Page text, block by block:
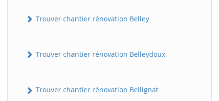
Trouver chantier rénovation Belley
Trouver chantier rénovation Belleydoux
Trouver chantier rénovation Bellignat